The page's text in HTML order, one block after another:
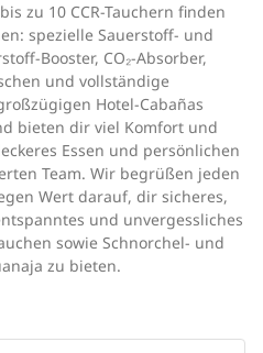
zu 10 CCR-Tauchern finden
spezielle Sauerstoff- und
Booster, CO₂-Absorber,
und vollständige
Hotel-Cabañas
bieten dir viel Komfort und
Essen und persönlichen
Team. Wir begrüßen jeden
Wert darauf, dir sicheres,
und unvergessliches
sowie Schnorchel- und
zu bieten.